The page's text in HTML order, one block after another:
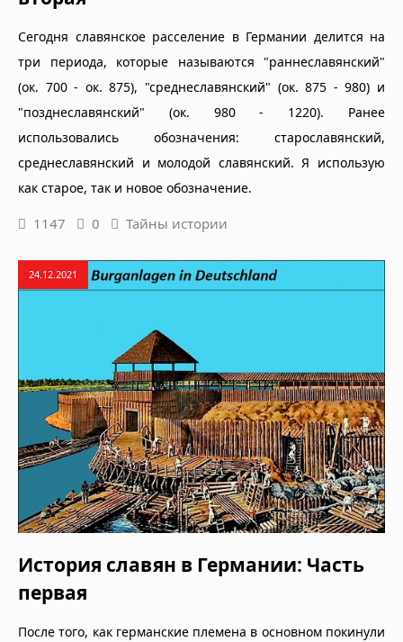
Сегодня славянское расселение в Германии делится на
три периода, которые называются "раннеславянский"
(ок. 700 - ок. 875), "среднеславянский" (ок. 875 - 980) и
"позднеславянский" (ок. 980 - 1220). Ранее
использовались обозначения: старославянский,
среднеславянский и молодой славянский. Я использую
как старое, так и новое обозначение.
1147 0 Тайны истории
24.12.2021
История славян в Германии: Часть
первая
После того, как германские племена в основном покинули